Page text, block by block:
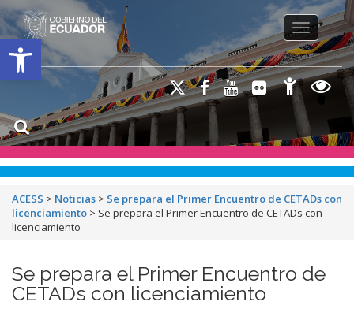
Open toolbar
Toggle
ACESS > Noticias > Se prepara el Primer Encuentro de CETADs con
licenciamiento > Se prepara el Primer Encuentro de CETADs con
licenciamiento
Se prepara el Primer Encuentro de
CETADs con licenciamiento